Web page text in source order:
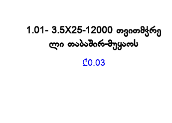
1.01- 3.5X25-12000 თვითმჭრე
ლი თაბაშირ-მუყაოს
₾0.03